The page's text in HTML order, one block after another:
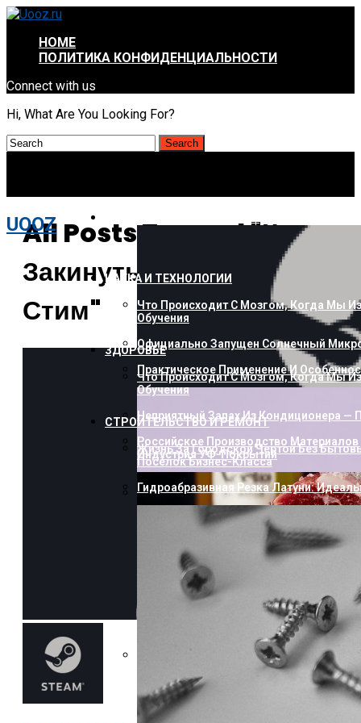
HOME
ПОЛИТИКА КОНФИДЕНЦИАЛЬНОСТИ
Connect with us
Hi, What Are You Looking For?
UOOZ
Как Пополнить Стим: Способы,
НАУКА И ТЕХНОЛОГИИ
Что Происходит С Мозгом, Когда Мы
Обучения
Официально Запущен Солнечный
Практическое Применение И
Насколько Близки Латынь И
Лингвистическое Исследование
ЗДОРОВЬЕ
Что Происходит С Мозгом, Когда Мы
Обучения
Неприятный Запах Из Кондиционера —
Российское Производство
Индустрия УФ-Покрытий
СТРОИТЕЛЬСТВО И РЕМОНТ
Жизнь За Городской Чертой Без
Посёлок Бизнес-Класса
Гидроабразивная Резка Латуни:
All Posts Tagged "как
Закинуть Деньги На
Стим"